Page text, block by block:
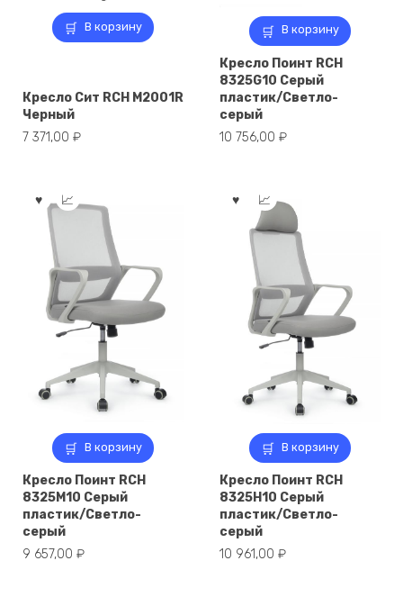
В корзину
Кресло Сит RCH M2001R
Черный
7 371,00 ₽
В корзину
Кресло Поинт RCH
8325G10 Серый
пластик/Светло-
серый
10 756,00 ₽
В корзину
Кресло Поинт RCH
8325M10 Серый
пластик/Светло-
серый
9 657,00 ₽
В корзину
Кресло Поинт RCH
8325H10 Серый
пластик/Светло-
серый
10 961,00 ₽